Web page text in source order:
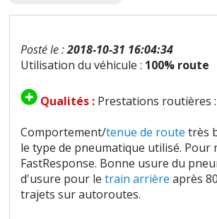
Posté le :2018-10-31 16:04:34
Utilisation du véhicule : 100% route
Qualités : Prestations routières :
Comportement/tenue de route très
le type de pneumatique utilisé. Pour
FastResponse. Bonne usure du
d'usure pour le train arrière après
trajets sur autoroutes.